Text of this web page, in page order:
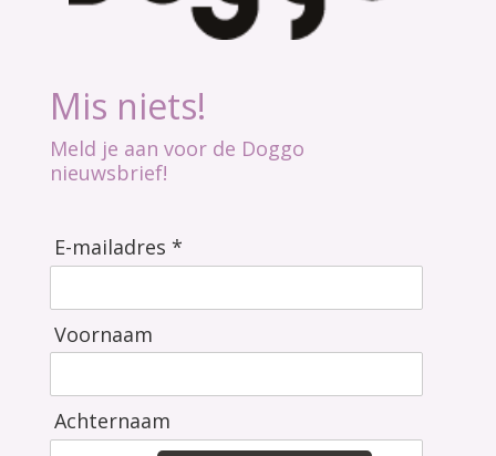
Mis niets!
Meld je aan voor de Doggo
nieuwsbrief!
E-mailadres *
Voornaam
Achternaam